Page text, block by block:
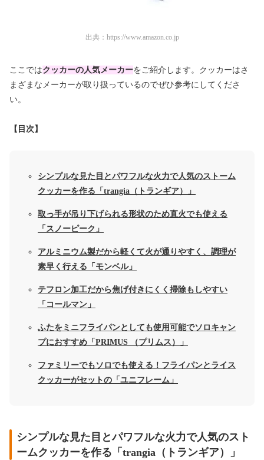
出典： https://www.amazon.co.jp
ここではクッカーの人気メーカーをご紹介します。クッカーはさ
まざまなメーカーが取り扱っているのでぜひ参考にしてくださ
い。
【目次】
シンプルな見た目とパワフルな火力で人気のストーム
クッカーを作る「trangia（トランギア）」
取っ手が吊り下げられる形状のため直火でも使える
「スノーピーク」
アルミニウム製だから軽くて火が通りやすく、調理が
素早く行える「モンベル」
テフロン加工だから焦げ付きにくく掃除もしやすい
「コールマン」
ふたをミニフライパンとしても使用可能でソロキャン
プにおすすめ「PRIMUS （プリムス）」
ファミリーでもソロでも使える！フライパンとライス
クッカーがセットの「ユニフレーム」
シンプルな見た目とパワフルな火力で人気のスト
ームクッカーを作る「trangia（トランギア）」